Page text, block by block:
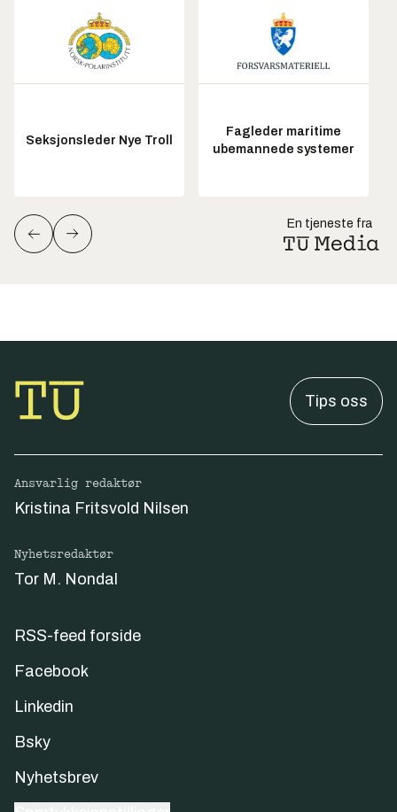
Seksjonsleder Nye Troll
Fagleder maritime
ubemannede systemer
En tjeneste fra
Tips oss
Ansvarlig redaktør
Kristina Fritsvold Nilsen
Nyhetsredaktør
Tor M. Nondal
RSS-feed forside
Facebook
Linkedin
Bsky
Nyhetsbrev